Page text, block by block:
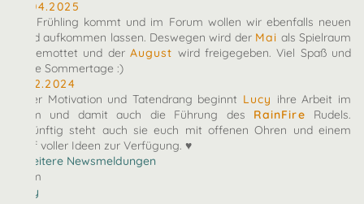
27.04.2025
Der Frühling kommt und im Forum wollen wir ebenfalls neuen
Wind aufkommen lassen. Deswegen wird der Mai als Spielraum
eingemottet und derAugust wird freigegeben. Viel Spaß und
heiße Sommertage :)
07.12.2024
Voller Motivation und Tatendrang beginnt Lucy ihre Arbeit im
Team und damit auch die Führung des RainFire Rudels.
Zukünftig steht auch sie euch mit offenen Ohren und einem
Kopf voller Ideen zur Verfügung. ♥
» Weitere Newsmeldungen
Team
arby